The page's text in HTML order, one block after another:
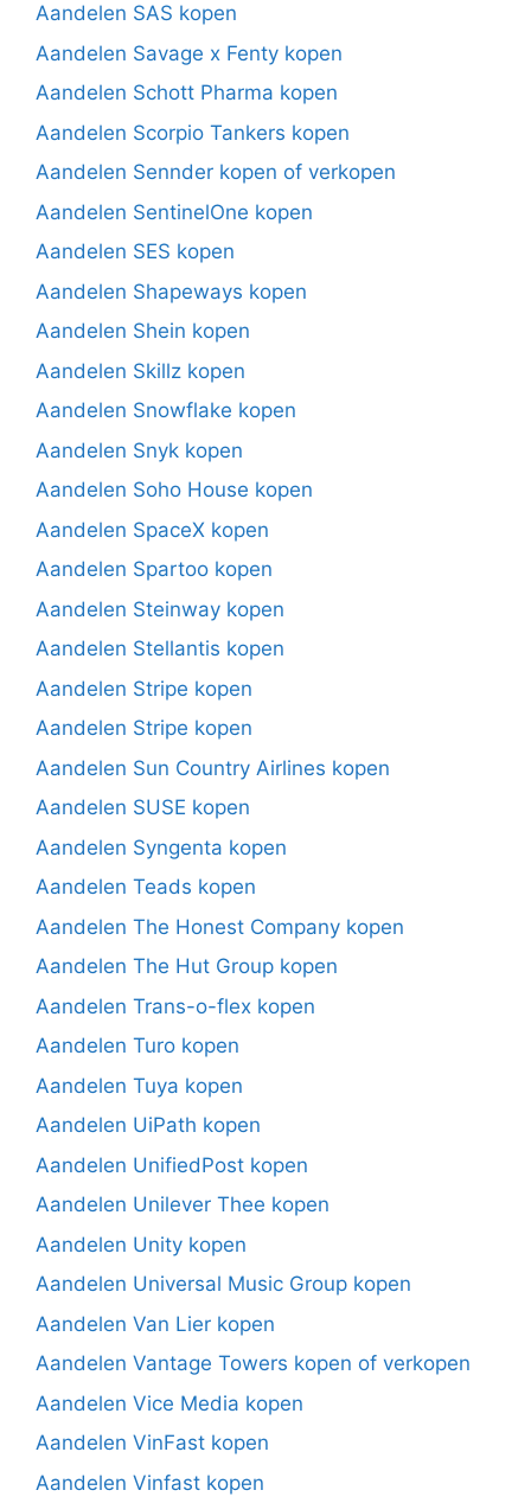
Aandelen SAS kopen
Aandelen Savage x Fenty kopen
Aandelen Schott Pharma kopen
Aandelen Scorpio Tankers kopen
Aandelen Sennder kopen of verkopen
Aandelen SentinelOne kopen
Aandelen SES kopen
Aandelen Shapeways kopen
Aandelen Shein kopen
Aandelen Skillz kopen
Aandelen Snowflake kopen
Aandelen Snyk kopen
Aandelen Soho House kopen
Aandelen SpaceX kopen
Aandelen Spartoo kopen
Aandelen Steinway kopen
Aandelen Stellantis kopen
Aandelen Stripe kopen
Aandelen Stripe kopen
Aandelen Sun Country Airlines kopen
Aandelen SUSE kopen
Aandelen Syngenta kopen
Aandelen Teads kopen
Aandelen The Honest Company kopen
Aandelen The Hut Group kopen
Aandelen Trans-o-flex kopen
Aandelen Turo kopen
Aandelen Tuya kopen
Aandelen UiPath kopen
Aandelen UnifiedPost kopen
Aandelen Unilever Thee kopen
Aandelen Unity kopen
Aandelen Universal Music Group kopen
Aandelen Van Lier kopen
Aandelen Vantage Towers kopen of verkopen
Aandelen Vice Media kopen
Aandelen VinFast kopen
Aandelen Vinfast kopen